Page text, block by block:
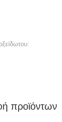
προϊόντων